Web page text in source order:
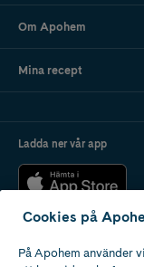
Om Apohem
Mina recept
Ladda ner vår app
Apotek med
Cookies på
På Apohem använder